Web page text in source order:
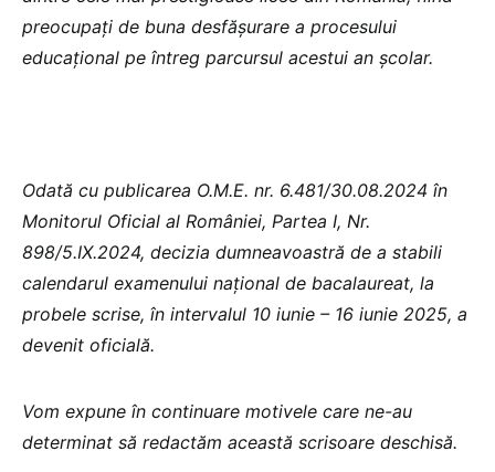
preocupați de buna desfășurare a procesului
educațional pe întreg parcursul acestui an școlar.
Odată cu publicarea O.M.E. nr. 6.481/30.08.2024 în
Monitorul Oficial al României, Partea I, Nr.
898/5.IX.2024, decizia dumneavoastră de a stabili
calendarul examenului național de bacalaureat, la
probele scrise, în intervalul 10 iunie – 16 iunie 2025, a
devenit oficială.
Vom expune în continuare motivele care ne-au
determinat să redactăm această scrisoare deschisă.